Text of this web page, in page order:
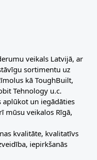
veikals Latvijā, ar
sortimentu uz
kā ToughBuilt,
Tehnology u.c.
un iegādāties
mūsu veikalos Rīgā,
kvalitāte, kvalitatīvs
iepirkšanās